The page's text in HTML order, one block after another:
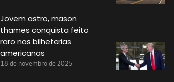
Jovem astro, mason
thames conquista feito
raro nas bilheterias
americanas
18 de novembro de 2025